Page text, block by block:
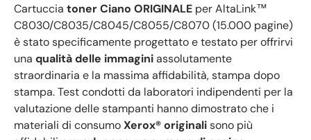
Cartuccia toner Ciano ORIGINALE per AltaLink™
C8030/C8035/C8045/C8055/C8070 (15.000 pagine)
è stato specificamente progettato e testato per offrirvi
una qualità delle immaginiassolutamente
straordinaria e la massima affidabilità, stampa dopo
stampa. Test condotti da laboratori indipendenti per la
valutazione delle stampanti hanno dimostrato che i
materiali di consumoXerox® originalisono più